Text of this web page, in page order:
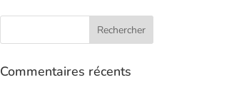
Commentaires récents